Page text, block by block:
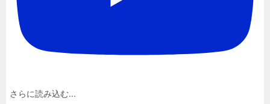
さらに読み込む...